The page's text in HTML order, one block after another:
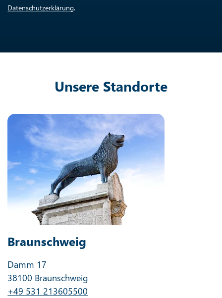
Datenschutzerklärung.
Unsere Standorte
Braunschweig
Damm 17
38100 Braunschweig
+49 531 213605500